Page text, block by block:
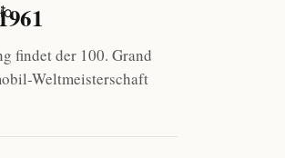
findet der 100. Grand
Weltmeisterschaft